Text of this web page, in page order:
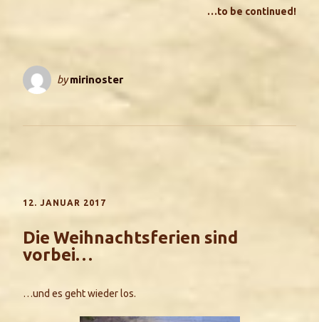
…to be continued!
bymirinoster
12. JANUAR 2017
Die Weihnachtsferien sind
vorbei…
…und es geht wieder los.